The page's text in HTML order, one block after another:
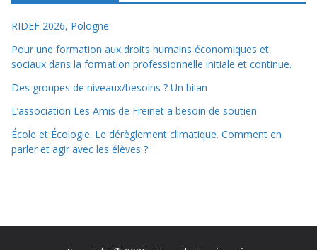
RIDEF 2026, Pologne
Pour une formation aux droits humains économiques et
sociaux dans la formation professionnelle initiale et continue.
Des groupes de niveaux/besoins ? Un bilan
L’association Les Amis de Freinet a besoin de soutien
École et Écologie. Le dérèglement climatique. Comment en
parler et agir avec les élèves ?